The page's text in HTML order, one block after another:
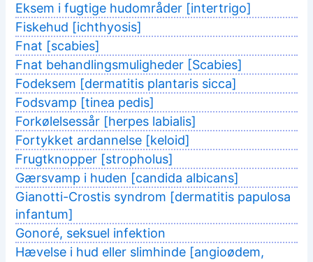
Eksem i fugtige hudområder [intertrigo]
Fiskehud [ichthyosis]
Fnat [scabies]
Fnat behandlingsmuligheder [Scabies]
Fodeksem [dermatitis plantaris sicca]
Fodsvamp [tinea pedis]
Forkølelsessår [herpes labialis]
Fortykket ardannelse [keloid]
Frugtknopper [stropholus]
Gærsvamp i huden [candida albicans]
Gianotti-Crostis syndrom [dermatitis papulosa
infantum]
Gonoré, seksuel infektion
Hævelse i hud eller slimhinde [angioødem,